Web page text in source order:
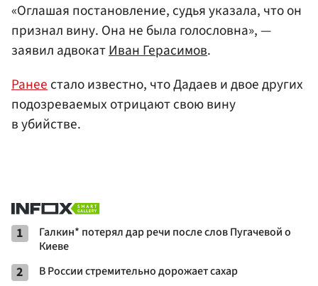
«Оглашая постановление, судья указала, что он
признал вину. Она не была голословна», —
заявил адвокатИван Герасимов.
Ранее стало известно, что Дадаев и двое других
подозреваемых отрицают свою вину
в убийстве.
1
Галкин* потерял дар речи после слов Пугачевой о
Киеве
2 В России стремительно дорожает сахар